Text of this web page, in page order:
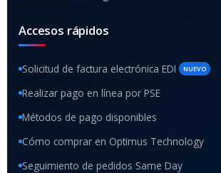
Accesos rápidos
Solicitud de factura electrónica EDI NUEVO
Realizar pago en línea por PSE
Métodos de pago disponibles
Cómo comprar en Optimus Technology
Seguimiento de pedidos Same Day